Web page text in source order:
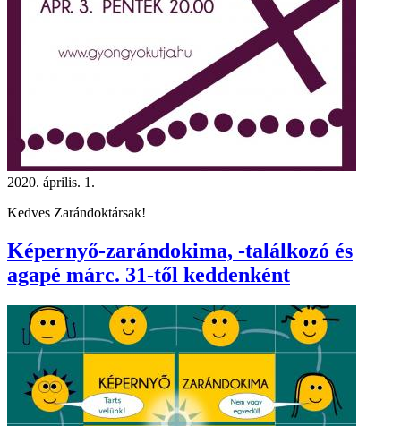
2020. április. 1.
Kedves Zarándoktársak!
Képernyő-zarándokima, -találkozó és
agapé márc. 31-től keddenként